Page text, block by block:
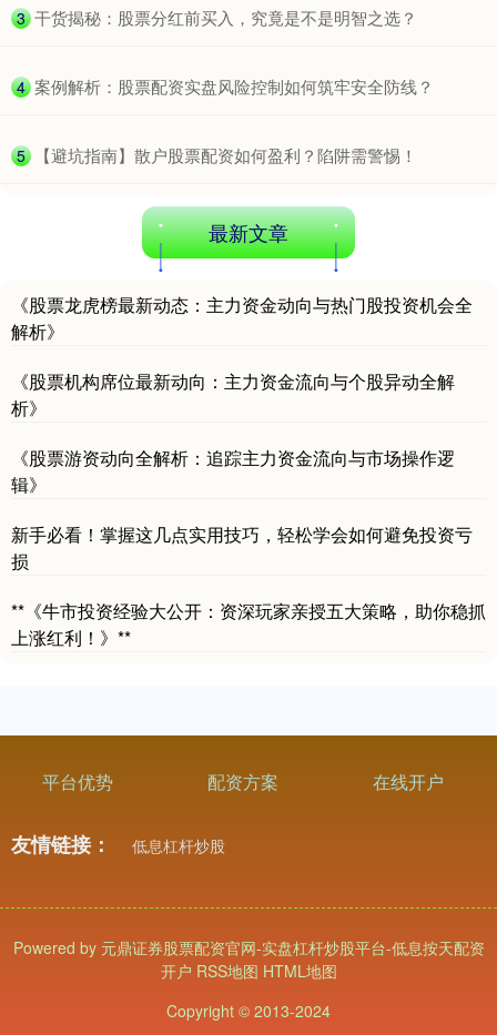
期指IC0 7730.00 -1.00 -0.01%
3 ​干货揭秘：股票分红前买入，究竟是不是明智之选？
4 ​案例解析：股票配资实盘风险控制如何筑牢安全防线？
5 ​【避坑指南】散户股票配资如何盈利？陷阱需警惕！
最新文章
《股票龙虎榜最新动态：主力资金动向与热门股投资机会全
解析》
《股票机构席位最新动向：主力资金流向与个股异动全解
析》
《股票游资动向全解析：追踪主力资金流向与市场操作逻
辑》
新手必看！掌握这几点实用技巧，轻松学会如何避免投资亏
损
**《牛市投资经验大公开：资深玩家亲授五大策略，助你稳抓
上涨红利！》**
平台优势 配资方案 在线开户
友情链接： 低息杠杆炒股
Powered by 元鼎证券股票配资官网-实盘杠杆炒股平台-低息按天配资
开户 RSS地图 HTML地图
Copyright © 2013-2024